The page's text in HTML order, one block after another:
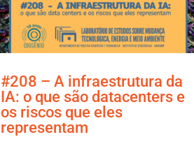
#208 – A infraestrutura da
IA: o que são datacenters e
os riscos que eles
representam